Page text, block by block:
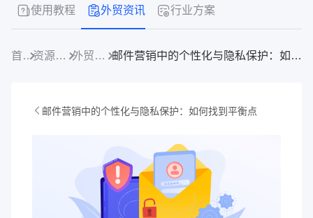
使用教程 外贸资讯 行业方案
首页 资源中心 外贸资讯 邮件营销中的个性化与隐私保护：如何找到平衡点
邮件营销中的个性化与隐私保护：如何找到平衡点